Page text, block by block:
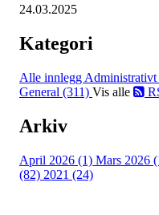
24.03.2025
Kategori
Alle innlegg Administrativt
General (311) Vis alle
Arkiv
April 2026 (1) Mars 2026
(82) 2021 (24)